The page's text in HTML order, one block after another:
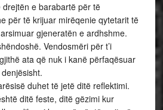
e barabartë për të
për të krijuar mirëqenie qytetarit të
gjeneratën e ardhshme.
Vendosmëri për t’i
ata që nuk i kanë përfaqësuar
duhet të jetë ditë reflektimi.
ditë feste, ditë gëzimi kur